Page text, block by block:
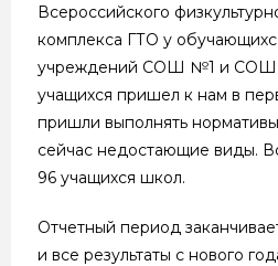
Всероссийского
комплекса ГТО у
учреждений СОШ №1 и СОШ
учащихся пришел к нам в
пришли выполнять
сейчас недостающие виды.
96 учащихся школ.
Отчетный период
и все результаты с нового